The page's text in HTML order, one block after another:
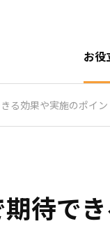
お役
る効果や実施のポイ
待で